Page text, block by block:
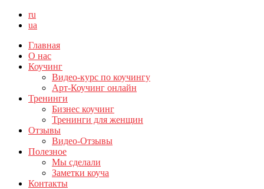
ru
ua
Главная
О нас
Коучинг
Видео-курс по коучингу
Арт-Коучинг онлайн
Тренинги
Бизнес коучинг
Тренинги для женщин
Отзывы
Видео-Отзывы
Полезное
Мы сделали
Заметки коуча
Контакты